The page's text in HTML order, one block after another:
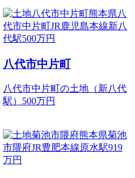
八代市中片町
八代市中片町の土地（新八代
駅）500万円